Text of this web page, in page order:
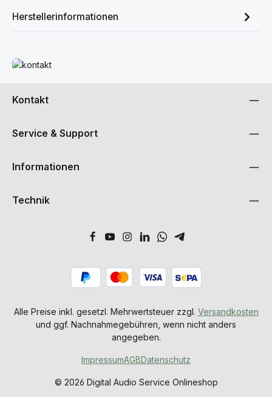
Herstellerinformationen
Mehr erfahren
Kontakt
Service & Support
Informationen
Technik
Alle Preise inkl. gesetzl. Mehrwertsteuer zzgl. Versandkosten
und ggf. Nachnahmegebühren, wenn nicht anders
angegeben.
© 2026 Digital Audio Service Onlineshop
ImpressumAGBDatenschutz